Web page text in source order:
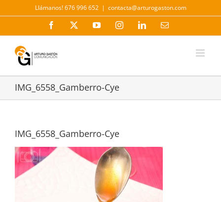
al
Llámanos! 676 996 652 | contacta@arturogaston.com
Facebook YouTubeInstagramLinkedInCorreo
IMG_6558_Gamberro-Cye
IMG_6558_Gamberro-Cye